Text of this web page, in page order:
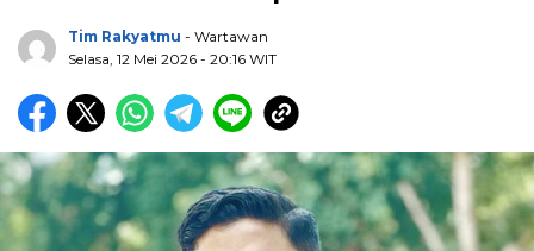
Tim Rakyatmu - Wartawan
Selasa, 12 Mei 2026 - 20:16 WIT